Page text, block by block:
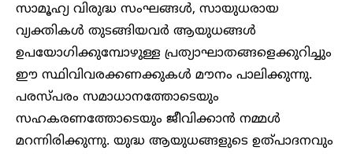
സാമൂഹ്യ വിരുദ്ധ സംഘങ്ങൾ, സായുധരായ
വ്യക്തികൾ തുടങ്ങിയവർ ആയുധങ്ങൾ
ഉപയോഗിക്കുമ്പോഴുള്ള പ്രത്യാഘാതങ്ങളെക്കുറിച്ചും
ഈ സ്ഥിവിവരക്കണക്കുകൾ മൗനം പാലിക്കുന്നു.
പരസ്പരം സമാധാനത്തോടെയും
സഹകരണത്തോടെയും ജീവിക്കാൻ നമ്മൾ
മറന്നിരിക്കുന്നു. യുദ്ധ ആയുധങ്ങളുടെ ഉത്പാദനവും